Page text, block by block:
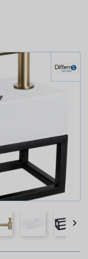
